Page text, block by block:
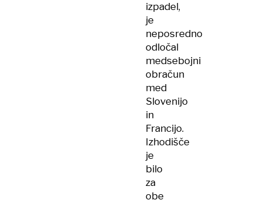
izpadel,
je
neposredno
odločal
medsebojni
obračun
med
Slovenijo
in
Francijo.
Izhodišče
je
bilo
za
obe